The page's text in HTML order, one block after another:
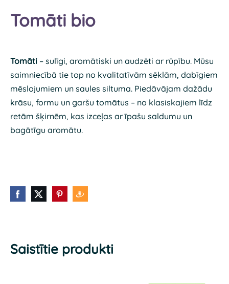
Tomāti bio
Tomāti – sulīgi, aromātiski un audzēti ar rūpību. Mūsu
saimniecībā tie top no kvalitatīvām sēklām, dabīgiem
mēslojumiem un saules siltuma. Piedāvājam dažādu
krāsu, formu un garšu tomātus – no klasiskajiem līdz
retām šķirnēm, kas izceļas ar īpašu saldumu un
bagātīgu aromātu.
Saistītie produkti